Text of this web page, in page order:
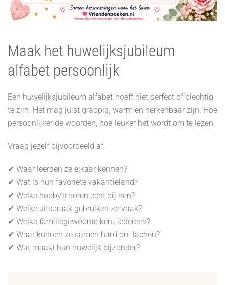
Maak het huwelijksjubileum
alfabet persoonlijk
Een huwelijksjubileum alfabet hoeft niet perfect of plechtig
te zijn. Het mag juist grappig, warm en herkenbaar zijn. Hoe
persoonlijker de woorden, hoe leuker het wordt om te lezen.
Vraag jezelf bijvoorbeeld af:
✔ Waar leerden ze elkaar kennen?
✔ Wat is hun favoriete vakantieland?
✔ Welke hobby’s horen echt bij hen?
✔ Welke uitspraak gebruiken ze vaak?
✔ Welke familiegewoonte kent iedereen?
✔ Waar kunnen ze samen hard om lachen?
✔ Wat maakt hun huwelijk bijzonder?